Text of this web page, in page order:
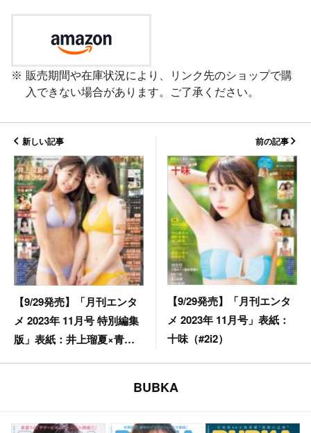
販売期間や在庫状況により、リンク先のショップで購
入できない場合があります。ご了承ください。
新しい記事
【9/29発売】「月刊エンタ
メ 2023年 11月号 特別編集
版」表紙：井上瑠夏×青海
前の記事
【9/29発売】「月刊エンタ
メ 2023年 11月号」表紙：
十味（#2i2）
BUBKA